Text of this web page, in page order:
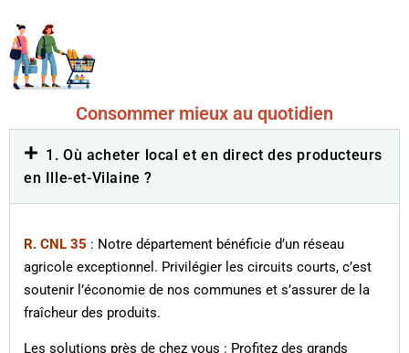
Consommer mieux au quotidien
1. Où acheter local et en direct des producteurs
en Ille-et-Vilaine ?
R. CNL 35 : Notre département bénéficie d’un réseau
agricole exceptionnel. Privilégier les circuits courts, c’est
soutenir l’économie de nos communes et s’assurer de la
fraîcheur des produits.
Les solutions près de chez vous : Profitez des grands